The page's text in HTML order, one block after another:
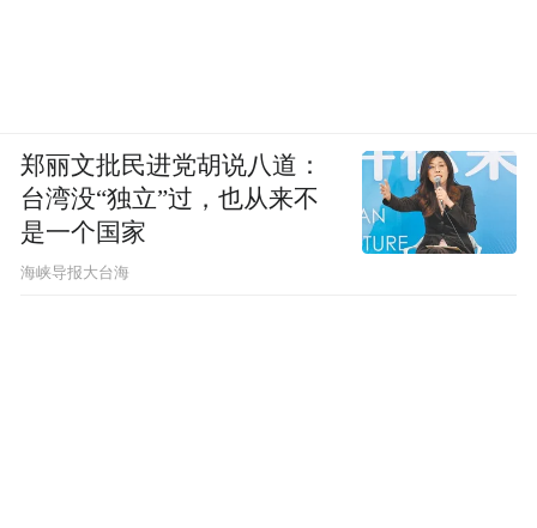
郑丽文批民进党胡说八道：
台湾没“独立”过，也从来不
是一个国家
​海峡导报大台海